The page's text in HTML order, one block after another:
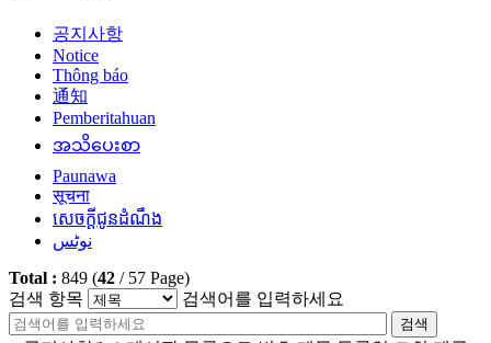
공지사항
Notice
Thông báo
通知
Pemberitahuan
အသိပေးစာ
Paunawa
सूचना
សេចក្តីជូនដំណឹង
نوٹس
Total : 849 (42 / 57 Page)
검색 항목
검색어를 입력하세요
검색